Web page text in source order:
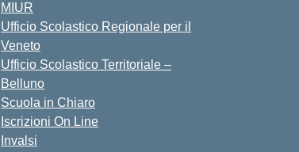
MIUR
Ufficio Scolastico Regionale per il
Veneto
Ufficio Scolastico Territoriale –
Belluno
Scuola in Chiaro
Iscrizioni On Line
Invalsi